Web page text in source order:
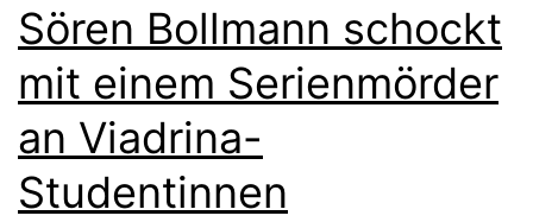
Sören Bollmann schockt
mit einem Serienmörder
an Viadrina-
Studentinnen